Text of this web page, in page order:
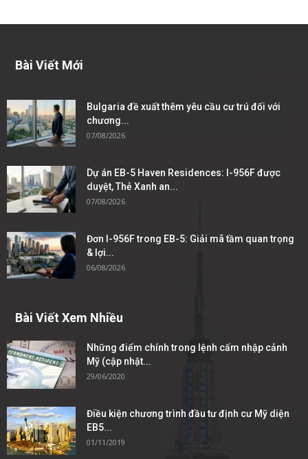
Bài Viết Mới
Bulgaria đề xuất thêm yêu cầu cư trú đối với
chương...
07/08/2026
Dự án EB-5 Haven Residences: I-956F được
duyệt, Thẻ Xanh an...
07/08/2026
Đơn I-956F trong EB-5: Giải mã tầm quan trọng
& lợi...
06/08/2026
Bài Viết Xem Nhiều
Những điểm chính trong lệnh cấm nhập cảnh
Mỹ (cập nhật...
29/06/2020
Điều kiện chương trình đầu tư định cư Mỹ diện
EB5...
01/11/2019